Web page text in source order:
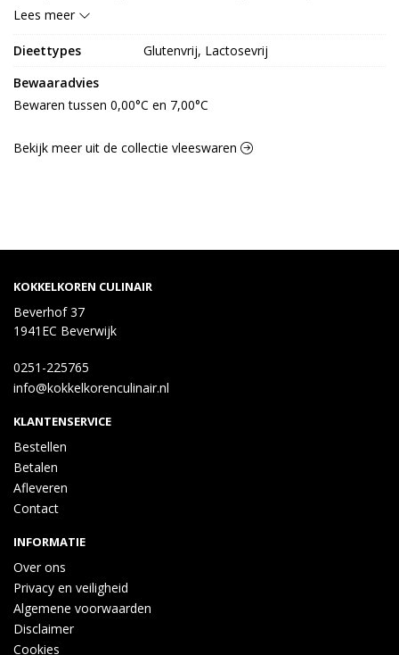
g, Zout 3,7 g.
Lees meer
Dieettypes
Glutenvrij, Lactosevrij
Bewaaradvies
Bewaren tussen 0,00°C en 7,00°C
Bekijk meer uit de collectie vleeswaren
KOKKELKOREN CULINAIR
Beverhof 37
1941EC Beverwijk
0251-225765
info@kokkelkorenculinair.nl
KLANTENSERVICE
Bestellen
Betalen
Afleveren
Contact
INFORMATIE
Over ons
Privacy en veiligheid
Algemene voorwaarden
Disclaimer
Cookies